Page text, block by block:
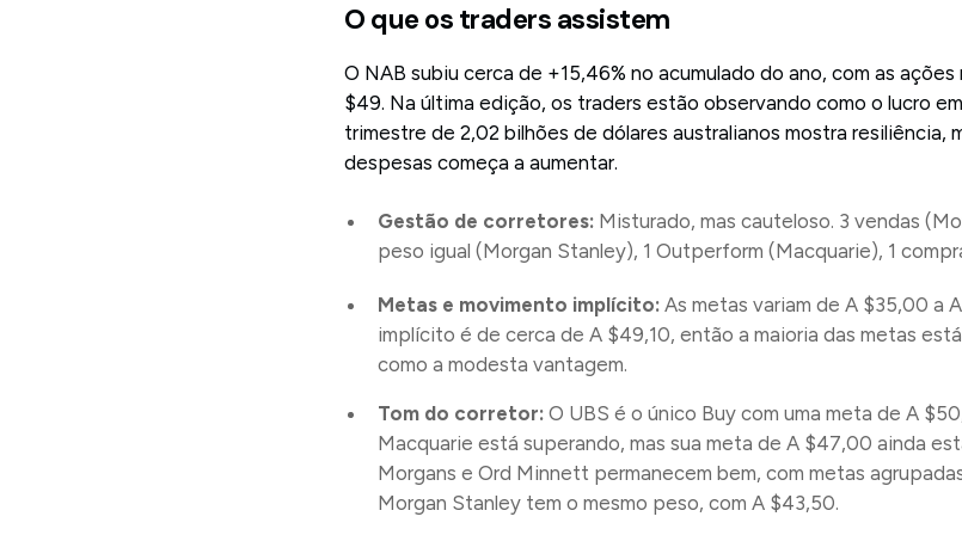
O que os traders assistem
O NAB subiu cerca de +15,46% no acumulado do ano, com as
$49. Na última edição, os traders estão observando como o lucro
trimestre de 2,02 bilhões de dólares australianos mostra resiliência,
despesas começa a aumentar.
Gestão de corretores: Misturado, mas cauteloso. 3 vendas
peso igual (Morgan Stanley), 1 Outperform (Macquarie), 1
Metas e movimento implícito: As metas variam de A $35,00 a
implícito é de cerca de A $49,10, então a maioria das metas
como a modesta vantagem.
Tom do corretor: O UBS é o único Buy com uma meta de A
Macquarie está superando, mas sua meta de A $47,00 ainda
Morgans e Ord Minnett permanecem bem, com metas
Morgan Stanley tem o mesmo peso, com A $43,50.